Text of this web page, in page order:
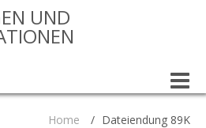
UND
Toggle
Home / Dateiendung 89K